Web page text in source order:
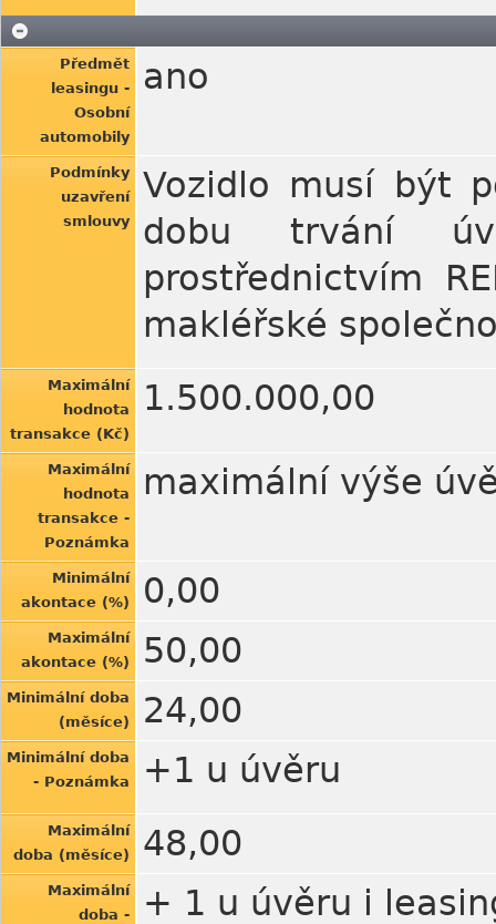
Předmět
leasingu -
Osobní
automobily
ano
Podmínky
uzavření
smlouvy
Vozidlo musí být
dobu trvání
prostřednictvím
makléřské
Maximální
hodnota
transakce (Kč)
1.500.000,00
Maximální
hodnota
transakce -
Poznámka
maximální výše
Minimální
akontace (%)
0,00
Maximální
akontace (%)
50,00
Minimální doba
(měsíce)
24,00
Minimální doba
- Poznámka
+1 u úvěru
Maximální
doba (měsíce)
48,00
Maximální
doba -
+ 1 u úvěru i